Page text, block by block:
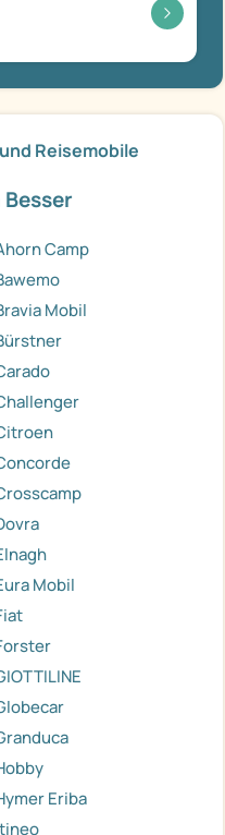
Reisemobile
Camp
Mobil
Mobil
Eriba